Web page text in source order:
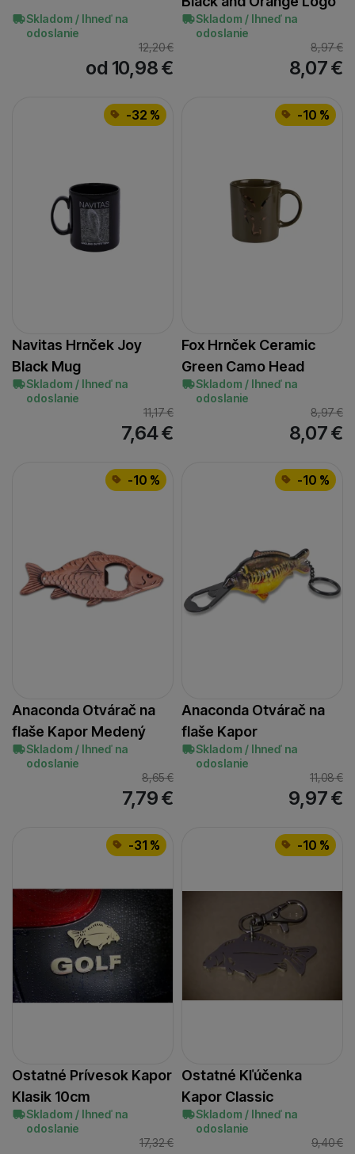
Skladom / Ihneď na
odoslanie
12,20€
od 10,98€
Skladom / Ihneď na
odoslanie
8,97€
8,07€
-32 %
Navitas Hrnček Joy
Black Mug
Skladom / Ihneď na
odoslanie
11,17€
7,64€
-10 %
Fox Hrnček Ceramic
Green Camo Head
Skladom / Ihneď na
odoslanie
8,97€
8,07€
-10 %
Anaconda Otvárač na
flaše Kapor Medený
Skladom / Ihneď na
odoslanie
8,65€
7,79€
-10 %
Anaconda Otvárač na
flaše Kapor
Skladom / Ihneď na
odoslanie
11,08€
9,97€
-31 %
Ostatné Prívesok Kapor
Klasik 10cm
Skladom / Ihneď na
odoslanie
17,32€
-10 %
Ostatné Kľúčenka
Kapor Classic
Skladom / Ihneď na
odoslanie
9,40€